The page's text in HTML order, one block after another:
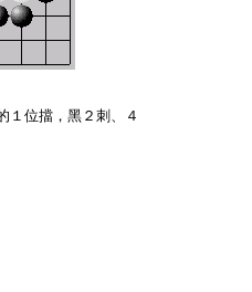
位擋，黑２刺、４